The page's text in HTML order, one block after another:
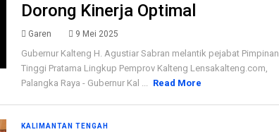
Dorong Kinerja Optimal
Garen 9 Mei 2025
Gubernur Kalteng H. Agustiar Sabran melantik pejabat Pimpinan
Tinggi Pratama Lingkup Pemprov Kalteng Lensakalteng.com,
Palangka Raya - Gubernur Kal ... Read More
KALIMANTAN TENGAH